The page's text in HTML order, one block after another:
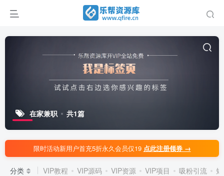
在家兼职 共1篇
限时活动新用户首充5折永久会员仅19 点此注册领券 →
分类 VIP教程 VIP源码 VIP资源 VIP项目 吸粉引流